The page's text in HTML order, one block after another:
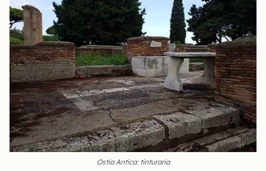
Ostia Antica: tinturaria